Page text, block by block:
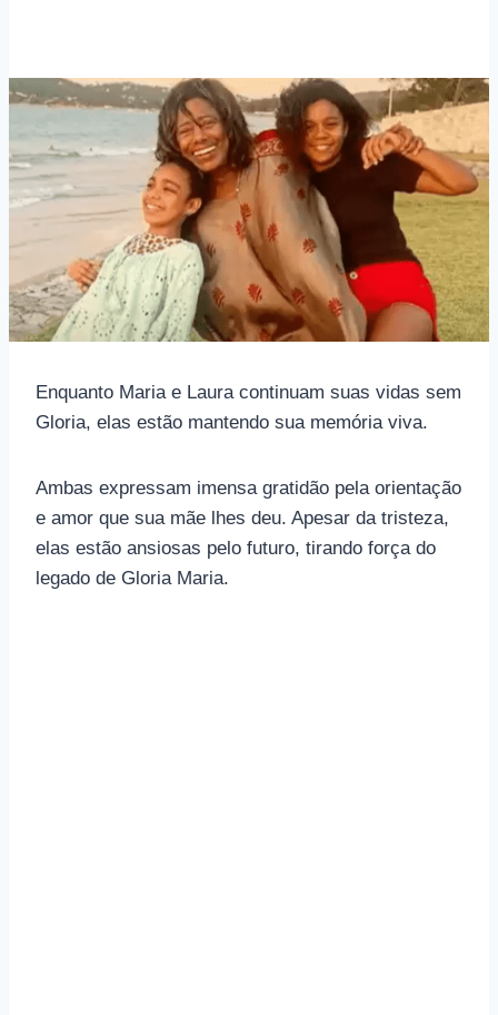
Enquanto Maria e Laura continuam suas vidas sem
Gloria, elas estão mantendo sua memória viva.
Ambas expressam imensa gratidão pela orientação
e amor que sua mãe lhes deu. Apesar da tristeza,
elas estão ansiosas pelo futuro, tirando força do
legado de Gloria Maria.